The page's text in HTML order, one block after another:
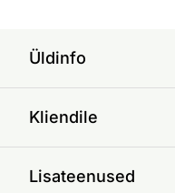
Üldinfo
Kliendile
Lisateenused